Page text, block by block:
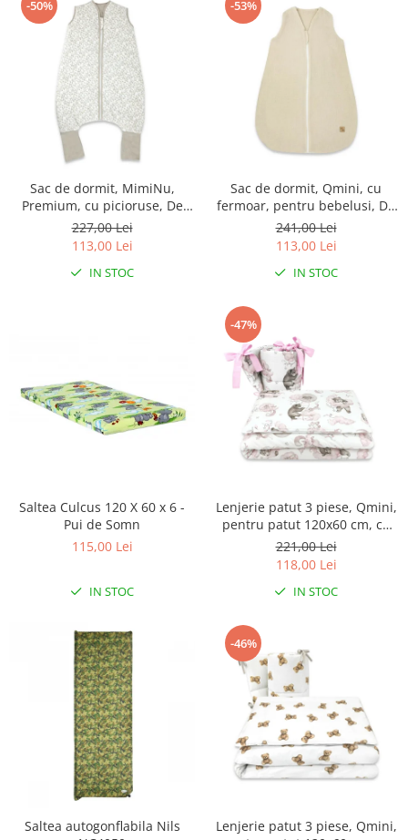
-50%
Sac de dormit, MimiNu,
Premium, cu picioruse, De
iarna, din bumbac, cu
fermoar, 103 cm, M, Meadow
227,00 Lei
113,00 Lei
IN STOC
-53%
Sac de dormit, Qmini, cu
fermoar, pentru bebelusi, De
iarna, din muselina dubla, 70
cm, Material, Warm Beige
241,00 Lei
113,00 Lei
IN STOC
Saltea Culcus 120 X 60 x 6 -
Pui de Somn
115,00 Lei
IN STOC
-47%
Lenjerie patut 3 piese, Qmini,
pentru patut 120x60 cm, cu
protectie laterala, din
bumbac, Teddy Bear and
Friends Pink
221,00 Lei
118,00 Lei
IN STOC
Saltea autogonflabila Nils
-46%
Lenjerie patut 3 piese, Qmini,